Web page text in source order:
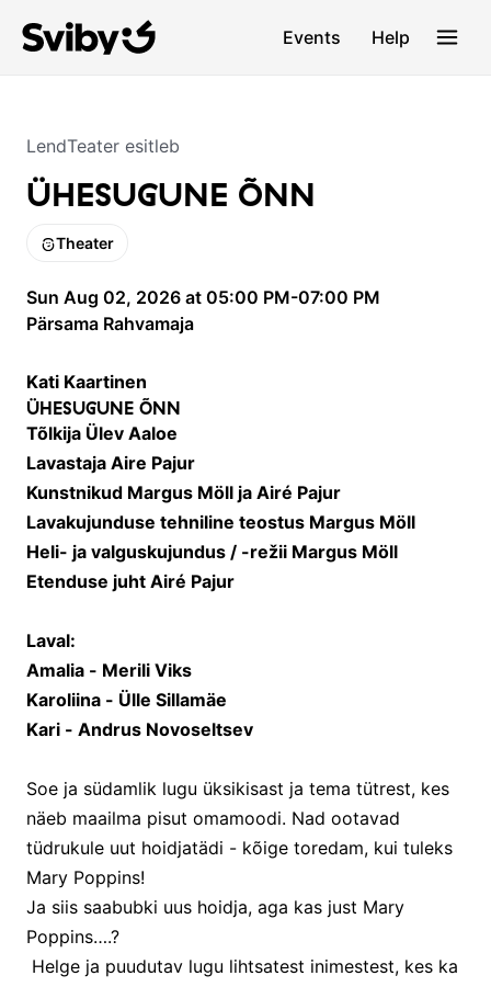
Events Help
LendTeater esitleb
ÜHESUGUNE ÕNN
Theater
Sun Aug 02, 2026 at 05:00 PM-07:00 PM
Pärsama Rahvamaja
Kati Kaartinen
ÜHESUGUNE ÕNN
Tõlkija Ülev Aaloe
Lavastaja Aire Pajur
Kunstnikud Margus Möll ja Airé Pajur
Lavakujunduse tehniline teostus Margus Möll
Heli- ja valguskujundus / -režii Margus Möll
Etenduse juht Airé Pajur
Laval:
Amalia - Merili Viks
Karoliina - Ülle Sillamäe
Kari - Andrus Novoseltsev
Soe ja südamlik lugu üksikisast ja tema tütrest, kes
näeb maailma pisut omamoodi. Nad ootavad
tüdrukule uut hoidjatädi - kõige toredam, kui tuleks
Mary Poppins!
Ja siis saabubki uus hoidja, aga kas just Mary
Poppins….?
Helge ja puudutav lugu lihtsatest inimestest, kes ka